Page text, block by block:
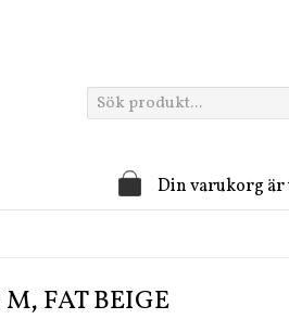
Din varukorg är
M, FAT BEIGE